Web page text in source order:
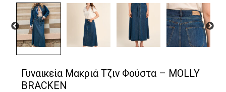
Γυναικεία Μακριά Τζιν Φούστα – MOLLY
BRACKEN